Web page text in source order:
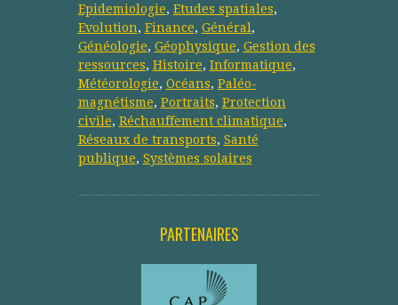
Epidemiologie, Etudes spatiales,
Evolution, Finance, Général ,
Généologie, Géophysique, Gestion des
ressources, Histoire, Informatique,
Météorologie, Océans, Paléo-
magnétisme, Portraits, Protection
civile, Réchauffement climatique,
Réseaux de transports, Santé
publique, Systèmes solaires
PARTENAIRES